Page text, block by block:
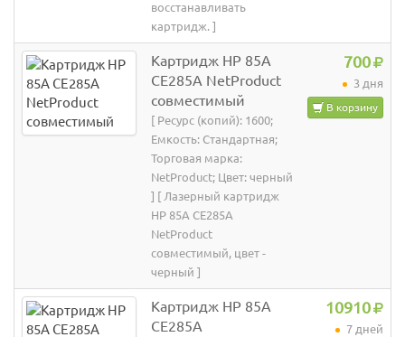
восстанавливать
картридж. ]
Картридж HP 85A
CE285A NetProduct
совместимый
[ Ресурс (копий): 1600;
Емкость: Стандартная;
Торговая марка:
NetProduct; Цвет: черный
] [ Лазерный картридж
HP 85A CE285A
NetProduct
совместимый, цвет -
черный ]
700
3 дня
В корзину
Картридж HP 85A
CE285A
10910
7 дней